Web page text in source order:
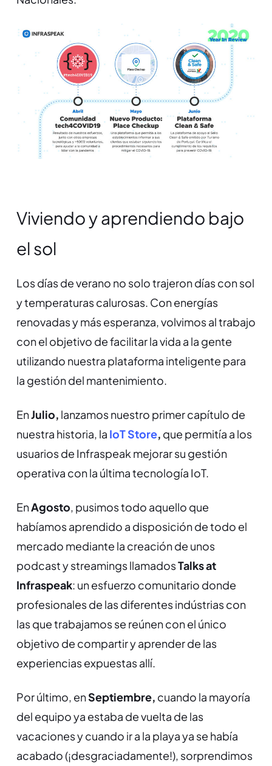
Viviendo y aprendiendo bajo
el sol
Los días de verano no solo trajeron días con sol
y temperaturas calurosas. Con energías
renovadas y más esperanza, volvimos al trabajo
con el objetivo de facilitar la vida a la gente
utilizando nuestra plataforma inteligente para
la gestión del mantenimiento.
EnJulio, lanzamos nuestro primer capítulo de
nuestra historia, la IoT Store, que permitía a los
usuarios de Infraspeak mejorar su gestión
operativa con la última tecnología IoT.
EnAgosto, pusimos todo aquello que
habíamos aprendido a disposición de todo el
mercado mediante la creación de unos
podcast y streamings llamadosTalks at
Infraspeak: un esfuerzo comunitario donde
profesionales de las diferentes indústrias con
las que trabajamos se reúnen con el único
objetivo de compartir y aprender de las
experiencias expuestas allí.
Por último, enSeptiembre, cuando la mayoría
del equipo ya estaba de vuelta de las
vacaciones y cuando ir a la playa ya se había
acabado (¡desgraciadamente!), sorprendimos